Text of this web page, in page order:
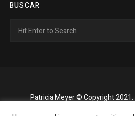
BUSCAR
for:
Patricia Meyer © Copyright